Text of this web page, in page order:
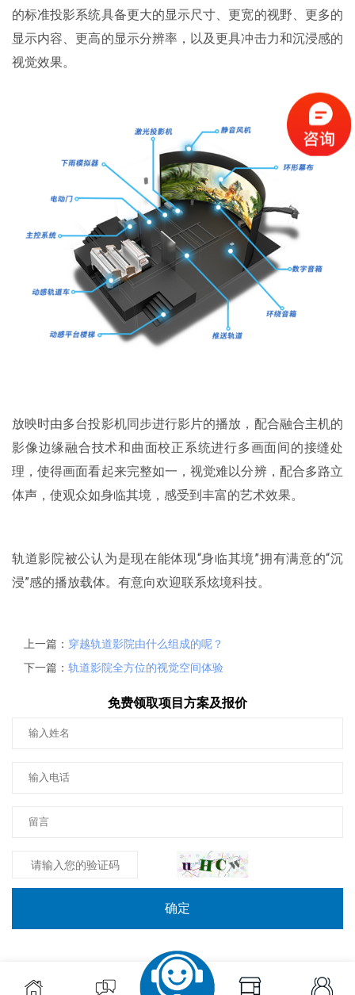
的标准投影系统具备更大的显示尺寸、更宽的视野、更多的
显示内容、更高的显示分辨率，以及更具冲击力和沉浸感的
视觉效果。
放映时由多台投影机同步进行影片的播放，配合融合主机的
影像边缘融合技术和曲面校正系统进行多画面间的接缝处
理，使得画面看起来完整如一，视觉难以分辨，配合多路立
体声，使观众如身临其境，感受到丰富的艺术效果。
轨道影院被公认为是现在能体现“身临其境”拥有满意的“沉
浸”感的播放载体。有意向欢迎联系炫境科技。
上一篇： 穿越轨道影院由什么组成的呢？
下一篇： 轨道影院全方位的视觉空间体验
免费领取项目方案及报价
确定